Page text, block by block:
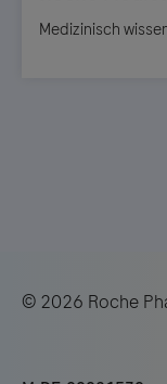
Medizinisch
© 2026 Roche